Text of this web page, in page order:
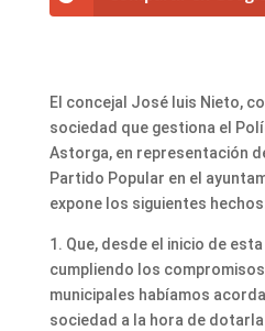
El concejal José luis Nieto,
sociedad que gestiona el
Astorga, en representación
Partido Popular en el
expone los siguientes
1. Que, desde el inicio de
cumpliendo los
municipales habíamos
sociedad a la hora de